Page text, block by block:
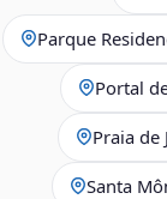
Parque
Portal
Praia de
Santa